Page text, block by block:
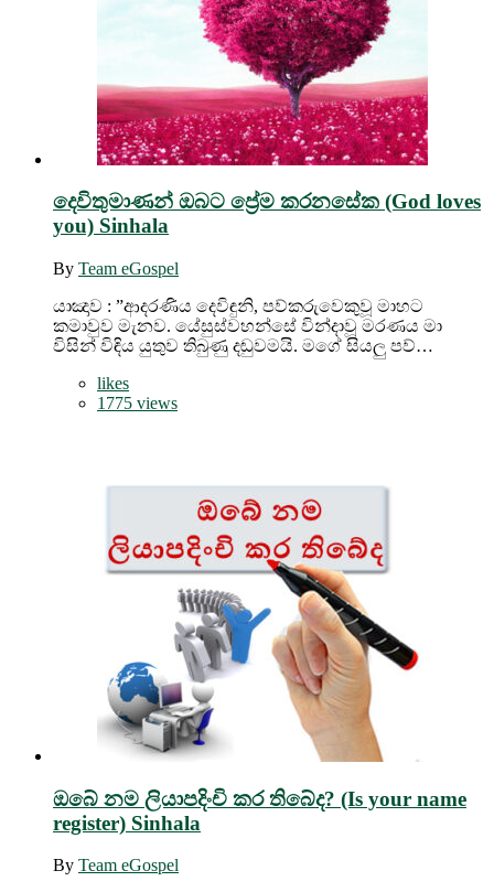
දෙවිතුමාණන් ඔබට ප්‍රේම කරනසේක (God loves
you) Sinhala
By Team eGospel
යාඤාව : ”ආදරණිය දෙවිඳුනි, පව්කරුවෙකුවූ මාහට
කමාවුව මැනව. යේසුස්වහන්සේ වින්දාවූ මරණය මා
විසින් විඳිය යුතුව තිබුණු දඬුවමයි. මගේ සියලු පව්…
likes
1775 views
ඔබේ නම ලියාපදිංචි කර තිබේද? (Is your name
register) Sinhala
By Team eGospel